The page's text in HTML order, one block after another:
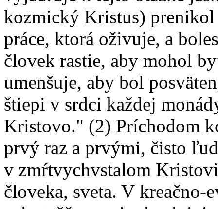
kozmický Kristus) prenikol
práce, ktorá oživuje, a
človek rastie, aby mohol
umenšuje, aby bol
štiepi v srdci každej
Kristovo." (2) Príchodom
prvý raz a prvými, čisto
v zmŕtvychvstalom
človeka, sveta. V